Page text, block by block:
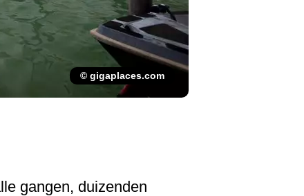
© gigaplaces.com
gangen, duizenden